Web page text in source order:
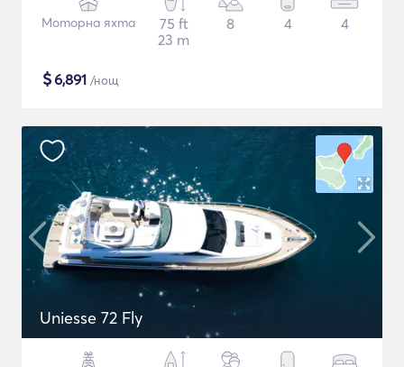
Моторна яхта
75 ft
23 m
8 4 4
$6,891 /нощ
Uniesse 72 Fly